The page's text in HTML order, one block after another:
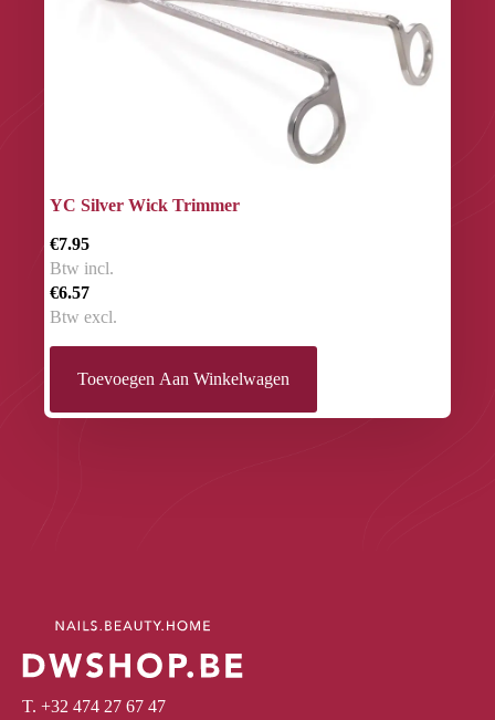
YC Silver Wick Trimmer
€7.95
Btw incl.
€6.57
Btw excl.
Toevoegen Aan Winkelwagen
T. +32 474 27 67 47